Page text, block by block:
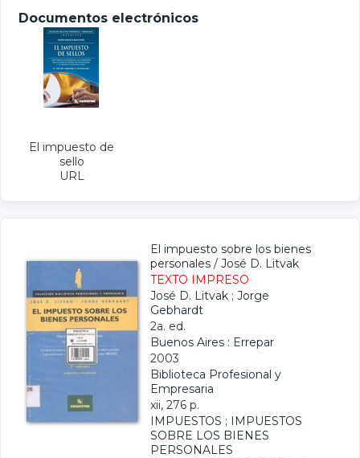
Documentos electrónicos
El impuesto de
sello
URL
El impuesto sobre los bienes
personales / José D. Litvak
TEXTO IMPRESO
José D. Litvak ; Jorge
Gebhardt
2a. ed.
Buenos Aires : Errepar
2003
Biblioteca Profesional y
Empresaria
xii, 276 p.
IMPUESTOS ; IMPUESTOS
SOBRE LOS BIENES
PERSONALES